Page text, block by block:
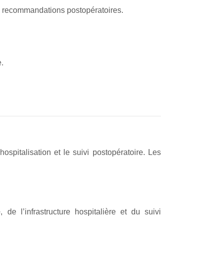
postopératoires.
et le suivi postopératoire. Les
l’infrastructure hospitalière et du suivi